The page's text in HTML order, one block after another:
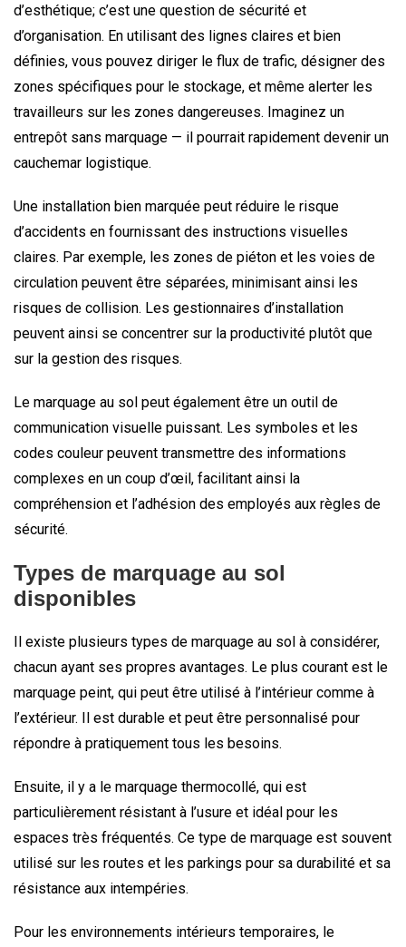
d’esthétique; c’est une question de sécurité et
d’organisation. En utilisant des lignes claires et bien
définies, vous pouvez diriger le flux de trafic, désigner des
zones spécifiques pour le stockage, et même alerter les
travailleurs sur les zones dangereuses. Imaginez un
entrepôt sans marquage — il pourrait rapidement devenir un
cauchemar logistique.
Une installation bien marquée peut réduire le risque
d’accidents en fournissant des instructions visuelles
claires. Par exemple, les zones de piéton et les voies de
circulation peuvent être séparées, minimisant ainsi les
risques de collision. Les gestionnaires d’installation
peuvent ainsi se concentrer sur la productivité plutôt que
sur la gestion des risques.
Le marquage au sol peut également être un outil de
communication visuelle puissant. Les symboles et les
codes couleur peuvent transmettre des informations
complexes en un coup d’œil, facilitant ainsi la
compréhension et l’adhésion des employés aux règles de
sécurité.
Types de marquage au sol
disponibles
Il existe plusieurs types de marquage au sol à considérer,
chacun ayant ses propres avantages. Le plus courant est le
marquage peint, qui peut être utilisé à l’intérieur comme à
l’extérieur. Il est durable et peut être personnalisé pour
répondre à pratiquement tous les besoins.
Ensuite, il y a le marquage thermocollé, qui est
particulièrement résistant à l’usure et idéal pour les
espaces très fréquentés. Ce type de marquage est souvent
utilisé sur les routes et les parkings pour sa durabilité et sa
résistance aux intempéries.
Pour les environnements intérieurs temporaires, le